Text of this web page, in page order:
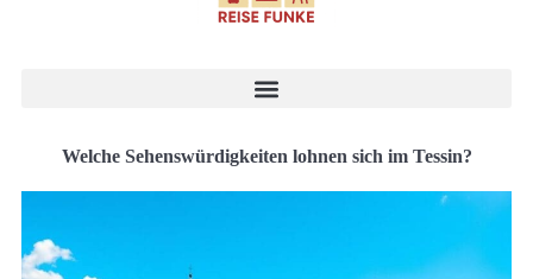
Welche Sehenswürdigkeiten lohnen sich im Tessin?